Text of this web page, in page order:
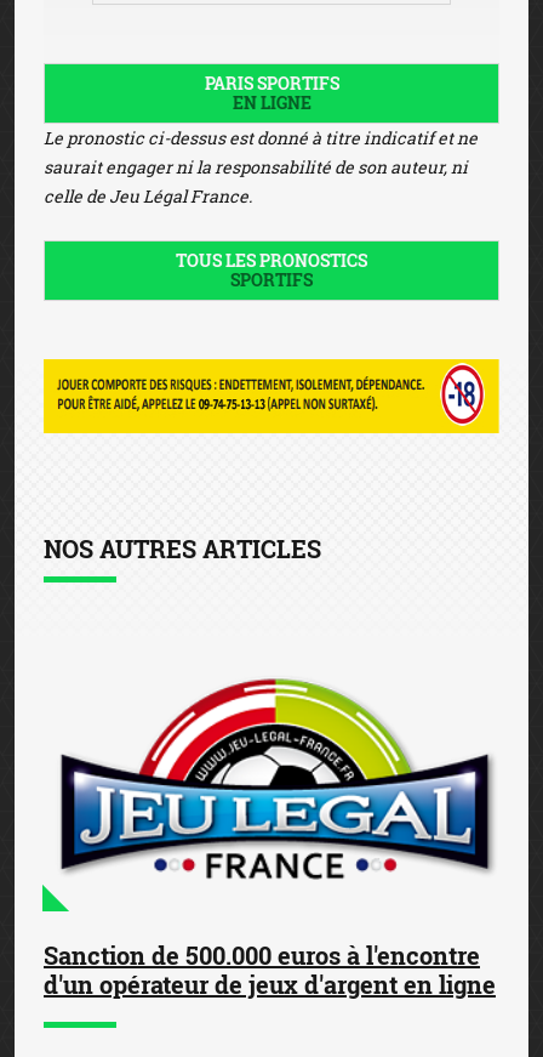
PARIS SPORTIFS
EN LIGNE
Le pronostic ci-dessus est donné à titre indicatif et ne
saurait engager ni la responsabilité de son auteur, ni
celle de Jeu Légal France.
TOUS LES PRONOSTICS
SPORTIFS
NOS AUTRES ARTICLES
Sanction de 500.000 euros à l'encontre
d'un opérateur de jeux d'argent en ligne